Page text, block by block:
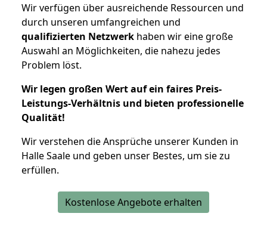
Wir verfügen über ausreichende Ressourcen und
durch unseren umfangreichen und
qualifizierten Netzwerk haben wir eine große
Auswahl an Möglichkeiten, die nahezu jedes
Problem löst.
Wir legen großen Wert auf ein faires Preis-
Leistungs-Verhältnis und bieten professionelle
Qualität!
Wir verstehen die Ansprüche unserer Kunden in
Halle Saale und geben unser Bestes, um sie zu
erfüllen.
Kostenlose Angebote erhalten